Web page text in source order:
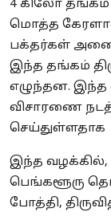
4 கிலோ தங்கம்
மொத்த
பக்தர்கள்
இந்த தங்கம்
எழுந்தன. இந்த
விசாரணை நடத்த,
இந்த வழக்கில்,
பெங்களூரு
போத்தி,